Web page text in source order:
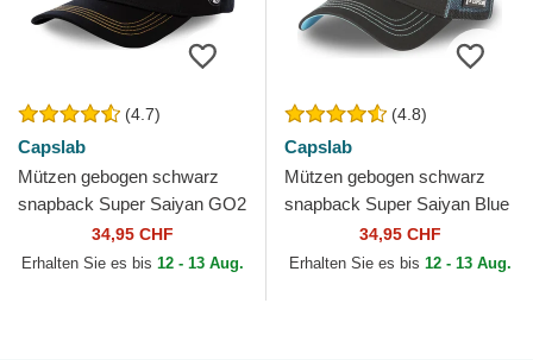
(4.7)
Capslab
Mützen gebogen schwarz
snapback Super Saiyan GO2
Son Goku Dragon Ball von
Capslab
34,95 CHF
Erhalten Sie es bis 12 - 13 Aug.
(4.8)
Capslab
Mützen gebogen schwarz
snapback Super Saiyan Blue
CAS GOK1 Son Goku
Dragon Ball von Capslab
34,95 CHF
Erhalten Sie es bis 12 - 13 Aug.